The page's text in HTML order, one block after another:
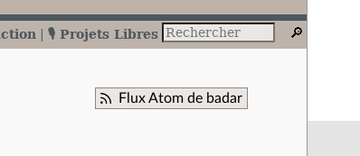
🎙️ Projets Libres
Flux Atom de badar